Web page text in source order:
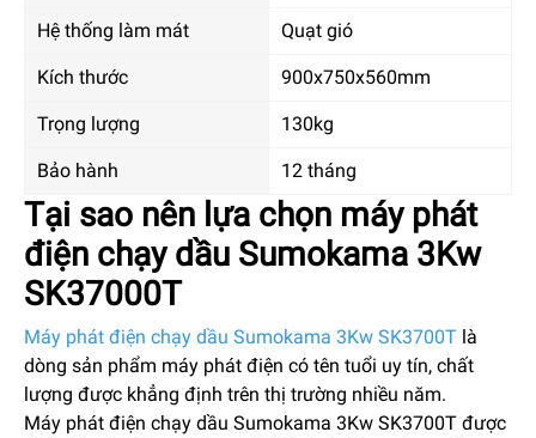
Hệ thống làm mát Quạt gió
Kích thước 900x750x560mm
Trọng lượng 130kg
Bảo hành 12 tháng
Tại sao nên lựa chọn máy phát
điện chạy dầu Sumokama 3Kw
SK37000T
Máy phát điện chạy dầu Sumokama 3Kw SK3700T là
dòng sản phẩm máy phát điện có tên tuổi uy tín, chất
lượng được khẳng định trên thị trường nhiều năm.
Máy phát điện chạy dầu Sumokama 3Kw SK3700T được